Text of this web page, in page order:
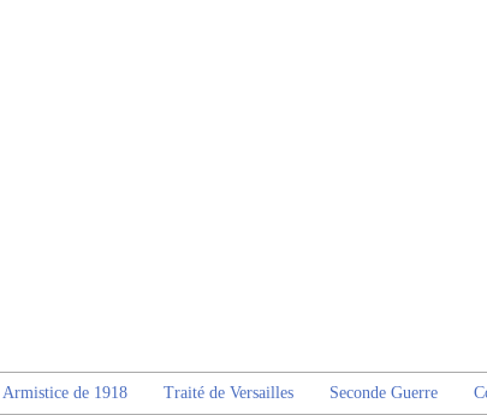
Armistice de 1918 Traité de Versailles Seconde Guerre